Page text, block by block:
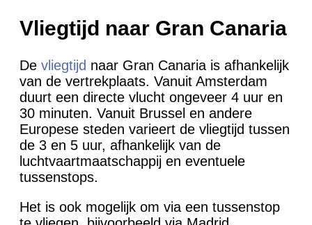
Vliegtijd naar Gran Canaria
De vliegtijd naar Gran Canaria is afhankelijk
van de vertrekplaats. Vanuit Amsterdam
duurt een directe vlucht ongeveer 4 uur en
30 minuten. Vanuit Brussel en andere
Europese steden varieert de vliegtijd tussen
de 3 en 5 uur, afhankelijk van de
luchtvaartmaatschappij en eventuele
tussenstops.
Het is ook mogelijk om via een tussenstop